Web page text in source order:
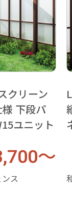
リーン
下段パ
ユニット
～
ス